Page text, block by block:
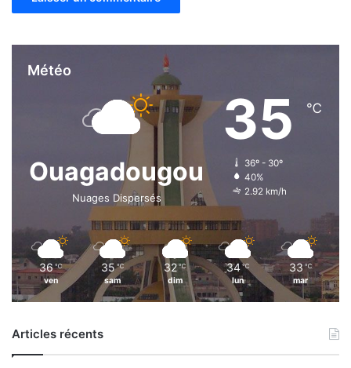
Météo
Ouagadougou
Nuages Dispersés
35 ℃
36º - 30º
40%
2.92 km/h
36 ℃
ven
35 ℃
sam
32 ℃
dim
34 ℃
lun
33 ℃
mar
Articles récents